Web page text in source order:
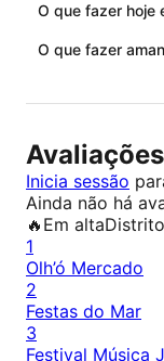
O que fazer hoje
O que fazer
Avaliações
Inicia sessão
Ainda não há
🔥 Em alta
1
Olh’ó Mercado
2
Festas do Mar
3
Festival Música